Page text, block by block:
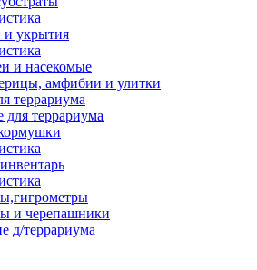
и укрытия
и насекомые
амфибии и улитки
террариума
террариума
и черепашники
д/террариума